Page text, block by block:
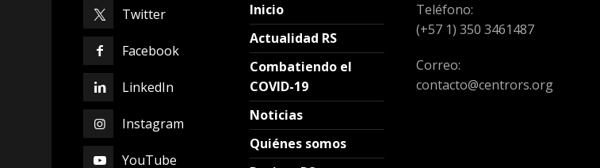
Twitter
Facebook
LinkedIn
Instagram
YouTube
Inicio
Actualidad RS
Combatiendo el
COVID-19
Noticias
Quiénes somos
Teléfono:
(+57 1) 350 3461487
Correo:
contacto@centrors.org